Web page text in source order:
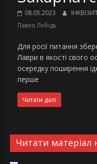
08.05.2023
Павло Лебідь
Для росії питання
Лаври в якості свого
осередку поширення
перше
Читати далі
Читати матеріал